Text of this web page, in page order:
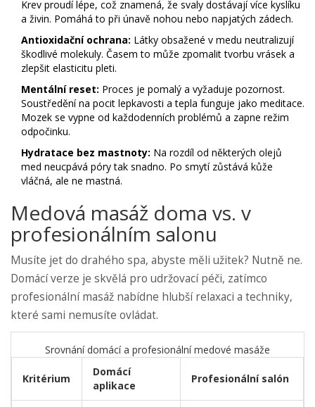
Krev proudí lépe, což znamená, že svaly dostávají více kyslíku
a živin. Pomáhá to při únavě nohou nebo napjatých zádech.
Antioxidační ochrana: Látky obsažené v medu neutralizují
škodlivé molekuly. Časem to může zpomalit tvorbu vrásek a
zlepšit elasticitu pleti.
Mentální reset: Proces je pomalý a vyžaduje pozornost.
Soustředění na pocit lepkavosti a tepla funguje jako meditace.
Mozek se vypne od každodenních problémů a zapne režim
odpočinku.
Hydratace bez mastnoty: Na rozdíl od některých olejů
med neucpává póry tak snadno. Po smytí zůstává kůže
vláčná, ale ne mastná.
Medová masáž doma vs. v
profesionálním salonu
Musíte jet do drahého spa, abyste měli užitek? Nutně ne.
Domácí verze je skvělá pro udržovací péči, zatímco
profesionální masáž nabídne hlubší relaxaci a techniky,
které sami nemusíte ovládat.
Srovnání domácí a profesionální medové masáže
Kritérium
Domácí
aplikace
Profesionální salón